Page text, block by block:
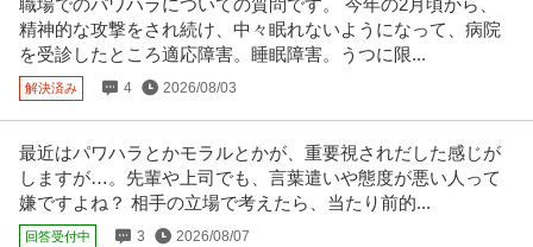
職場でのパワハラについての質問です。 今年の2月頃から、
精神的な攻撃をされ続け、中々眠れないようになって、病院
を受診したところ適応障害。睡眠障害。うつに限...
解決済み 4 2026/08/03
最近はパワハラとかモラルとかが、重要視されだした感じが
しますが…。先輩や上司でも、言葉遣いや態度が悪い人って
嫌ですよね？ 相手の立場で考えたら、当たり前的...
回答受付中 3 2026/08/07